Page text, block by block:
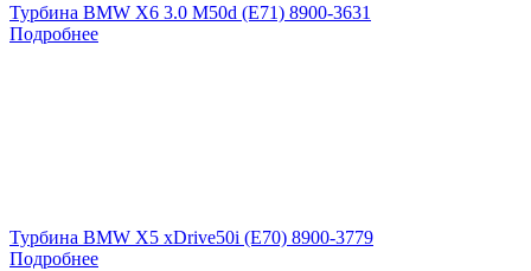
Турбина BMW X6 3.0 M50d (E71) 8900-3631
Подробнее
Турбина BMW X5 xDrive50i (E70) 8900-3779
Подробнее